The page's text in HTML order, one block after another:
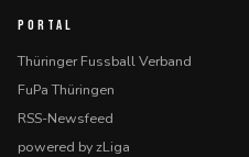
PORTAL
Thüringer Fussball Verband
FuPa Thüringen
RSS-Newsfeed
powered by zLiga